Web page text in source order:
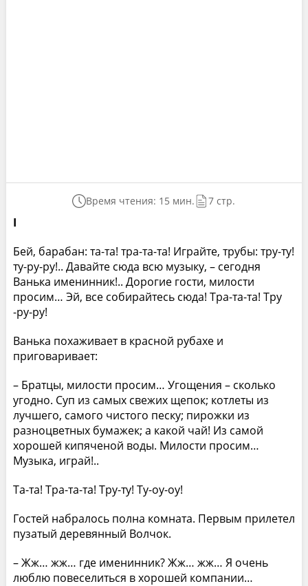
Время чтения: 15 мин. 7 стр.
I
Бей, барабан: та-та! тра-та-та! Играйте, трубы: тру-ту!
ту-ру-ру!.. Давайте сюда всю музыку, – сегодня
Ванька именинник!.. Дорогие гости, милости
просим… Эй, все собирайтесь сюда! Тра-та-та! Тру
-ру-ру!
Ванька похаживает в красной рубахе и
приговаривает:
– Братцы, милости просим… Угощения – сколько
угодно. Суп из самых свежих щепок; котлеты из
лучшего, самого чистого песку; пирожки из
разноцветных бумажек; а какой чай! Из самой
хорошей кипяченой воды. Милости просим…
Музыка, играй!..
Та-та! Тра-та-та! Тру-ту! Ту-оу-оу!
Гостей набралось полна комната. Первым прилетел
пузатый деревянный Волчок.
– Жж… жж… где именинник? Жж… жж… Я очень
люблю повеселиться в хорошей компании…